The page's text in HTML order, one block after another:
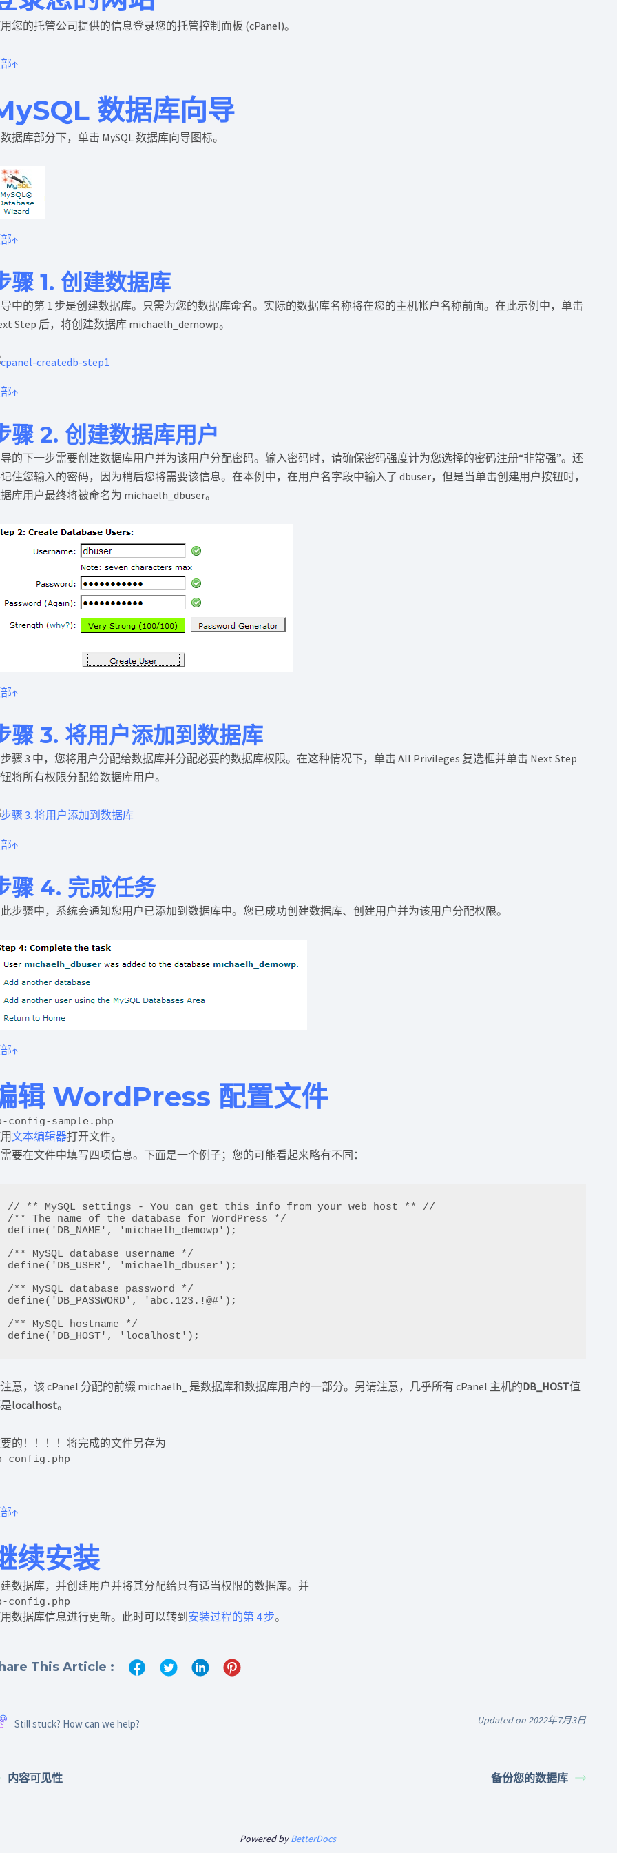
您的托管公司提供的信息登录您的托管控制面板 (cPanel)。
↑
数据库向导
据库部分下，单击 MySQL 数据库向导图标。
↑
骤 1. 创建数据库
中的第 1 步是创建数据库。只需为您的数据库命名。实际的数据库名称将在您的主机帐户名称前面。在此示例中，单击
Step 后，将创建数据库 michaelh_demowp。
↑
骤 2. 创建数据库用户
的下一步需要创建数据库用户并为该用户分配密码。输入密码时，请确保密码强度计为您选择的密码注册“非常强”。还
住您输入的密码，因为稍后您将需要该信息。在本例中，在用户名字段中输入了 dbuser，但是当单击创建用户按钮时，
库用户最终将被命名为 michaelh_dbuser。
↑
骤 3. 将用户添加到数据库
骤 3 中，您将用户分配给数据库并分配必要的数据库权限。在这种情况下，单击 All Privileges 复选框并单击 Next Step
将所有权限分配给数据库用户。
↑
骤 4. 完成任务
步骤中，系统会通知您用户已添加到数据库中。您已成功创建数据库、创建用户并为该用户分配权限。
↑
辑 WordPress 配置文件
config-sample.php
文本编辑器打开文件。
要在文件中填写四项信息。下面是一个例子；您的可能看起来略有不同：
// ** MySQL settings - You can get this info from your web host ** //
/** The name of the database for WordPress */
define('DB_NAME', 'michaelh_demowp');
/** MySQL database username */
define('DB_USER', 'michaelh_dbuser');
/** MySQL database password */
define('DB_PASSWORD', 'abc.123.!@#');
/** MySQL hostname */
define('DB_HOST', 'localhost');
意，该 cPanel 分配的前缀 michaelh_ 是数据库和数据库用户的一部分。另请注意，几乎所有 cPanel 主机的DB_HOST值
localhost。
的！！！！将完成的文件另存为
config.php
↑
续安装
数据库，并创建用户并将其分配给具有适当权限的数据库。并
config.php
数据库信息进行更新。此时可以转到安装过程的第 4 步。
This Article :
Still stuck? How can we help? Updated on 2022年7月3日
内容可见性 备份您的数据库
Powered byBetterDocs